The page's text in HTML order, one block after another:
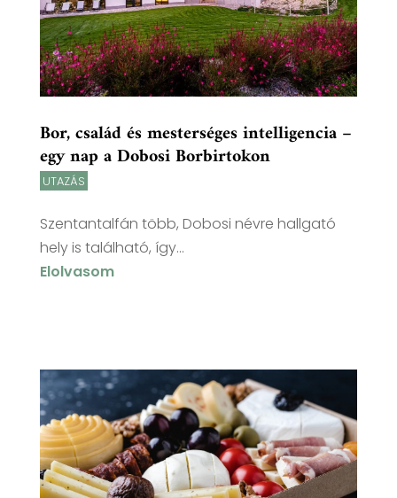
Bor, család és mesterséges intelligencia –
egy nap a Dobosi Borbirtokon
UTAZÁS
Szentantalfán több, Dobosi névre hallgató
hely is található, így...
Elolvasom